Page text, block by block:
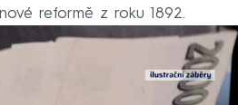
reformě z roku 1892.